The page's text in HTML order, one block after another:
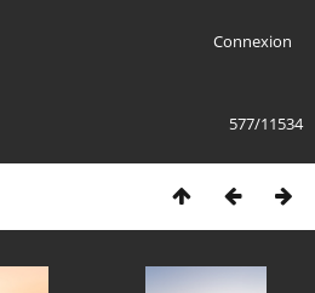
Connexion
577/11534